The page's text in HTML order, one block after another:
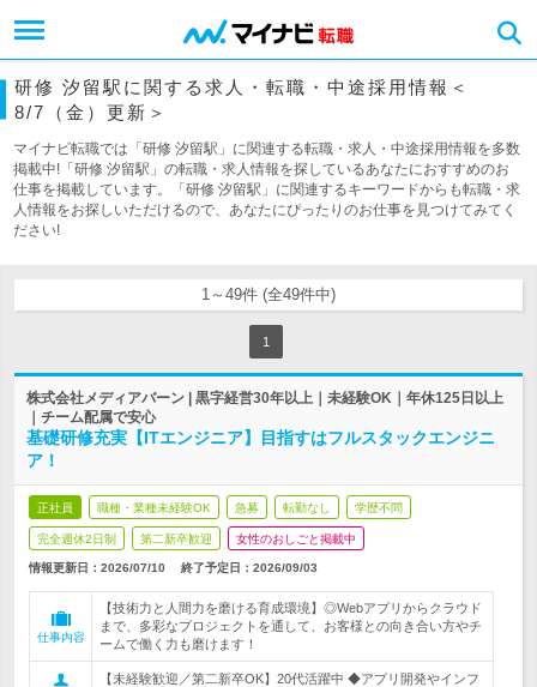
研修 汐留駅に関する求人・転職・中途採用情報＜
8/7（金）更新＞
マイナビ転職では「研修 汐留駅」に関連する転職・求人・中途採用情報を多数
掲載中!「研修 汐留駅」の転職・求人情報を探しているあなたにおすすめのお
仕事を掲載しています。「研修 汐留駅」に関連するキーワードからも転職・求
人情報をお探しいただけるので、あなたにぴったりのお仕事を見つけてみてく
ださい!
1～49件 (全49件中)
1
株式会社メディアバーン | 黒字経営30年以上｜未経験OK｜年休125日以上
｜チーム配属で安心
基礎研修充実【ITエンジニア】目指すはフルスタックエンジニ
ア！
正社員 職種・業種未経験OK 急募 転勤なし 学歴不問
完全週休2日制 第二新卒歓迎 女性のおしごと掲載中
情報更新日：2026/07/10 終了予定日： 2026/09/03
仕事内容
【技術力と人間力を磨ける育成環境】◎Webアプリからクラウド
まで、多彩なプロジェクトを通して、お客様との向き合い方やチ
ームで働く力も磨けます！
【未経験歓迎／第二新卒OK】20代活躍中 ◆アプリ開発やインフ